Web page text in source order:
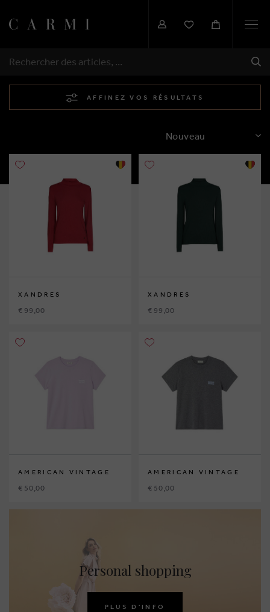
RECHERCHER
AFFINEZ VOS RÉSULTATS
TRIER
XANDRES
€ 99,00
XANDRES
€ 99,00
AMERICAN VINTAGE
€ 50,00
AMERICAN VINTAGE
€ 50,00
Personal shopping
PLUS D'INFO